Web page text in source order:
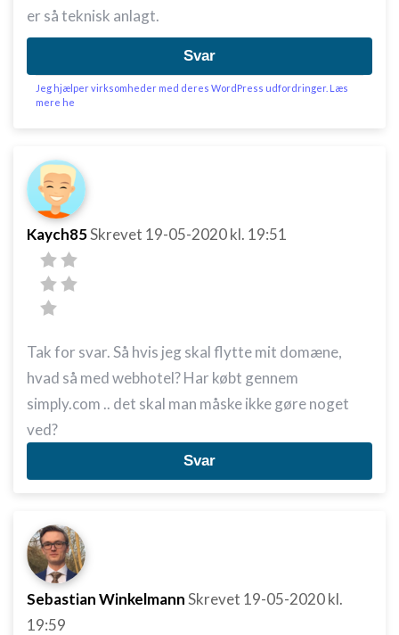
er så teknisk anlagt.
Svar
Jeg hjælper virksomheder med deres WordPress udfordringer. Læs
mere he
Kaych85Skrevet 19-05-2020kl. 19:51
Tak for svar. Så hvis jeg skal flytte mit domæne,
hvad så med webhotel? Har købt gennem
simply.com .. det skal man måske ikke gøre noget
ved?
Svar
Sebastian WinkelmannSkrevet 19-05-2020kl.
19:59